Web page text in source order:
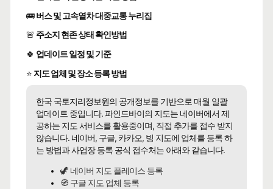
🚌버스 및 고속열차 대중교통 누리집
🚨 주소지 현존 상태 확인방법
🍀 업데이트 일정 및 기준
⭐ 지도 업체 및 장소 등록 방법
한국 국토지리정보원의 공개정보를 기반으로 매월 일괄
업데이트 중입니다. 파인드바이의 지도는 네이버에서 제
공하는 지도 서비스를 활용중이며, 직접 추가를 접수 받지
않습니다. 네이버, 구글, 카카오, 빙 지도에 업체를 등록 하
는 방법과 사업장 등록 공식 접수처는 아래와 같습니다.
🦖 네이버 지도 플레이스 등록
🧭 구글 지도 업체 등록